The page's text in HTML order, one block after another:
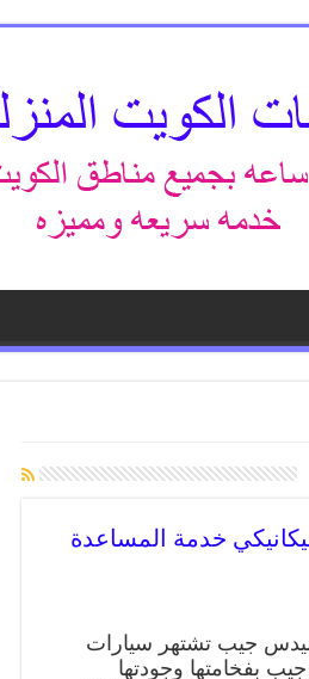
كهربائي ميكانيكي خدمة المساعدة
جيب تشتهر سيارات
بفخامتها وجودتها